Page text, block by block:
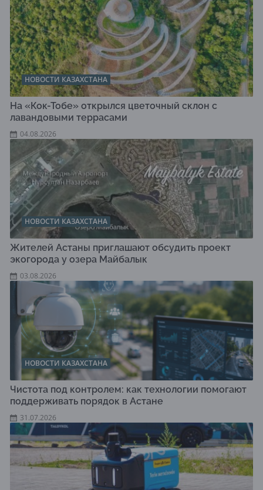
НОВОСТИ КАЗАХСТАНА
На «Кок-Тобе» открылся цветочный склон с
лавандовыми террасами
04.08.2026
НОВОСТИ КАЗАХСТАНА
Жителей Астаны приглашают обсудить проект
экогорода у озера Майбалык
03.08.2026
НОВОСТИ КАЗАХСТАНА
Чистота под контролем: как технологии помогают
поддерживать порядок в Астане
31.07.2026